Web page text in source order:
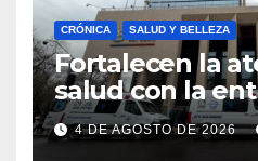
CRÓNICA SALUD Y BELLEZA
Fortalecen la
salud con la
nuevas
Cauquenes y
4 DE AGOSTO DE 2026